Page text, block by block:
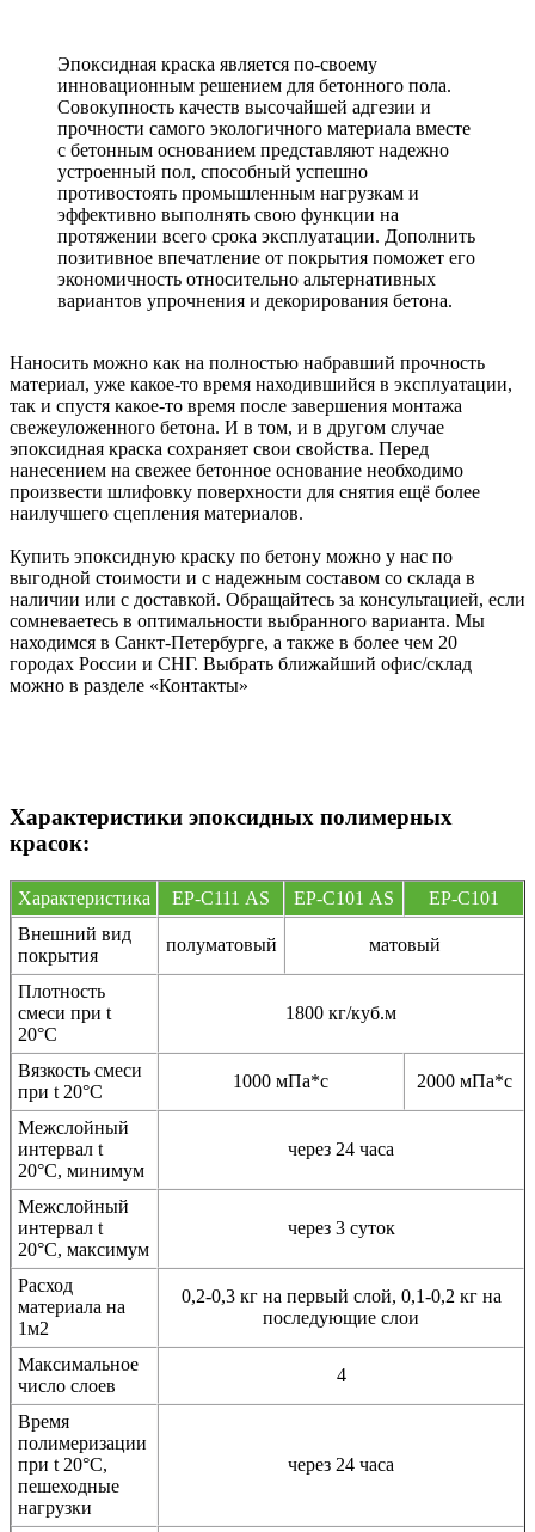
Эпоксидная краска является по-своему
инновационным решением для бетонного пола.
Совокупность качеств высочайшей адгезии и
прочности самого экологичного материала вместе
с бетонным основанием представляют надежно
устроенный пол, способный успешно
противостоять промышленным нагрузкам и
эффективно выполнять свою функции на
протяжении всего срока эксплуатации. Дополнить
позитивное впечатление от покрытия поможет его
экономичность относительно альтернативных
вариантов упрочнения и декорирования бетона.
Наносить можно как на полностью набравший прочность
материал, уже какое-то время находившийся в эксплуатации,
так и спустя какое-то время после завершения монтажа
свежеуложенного бетона. И в том, и в другом случае
эпоксидная краска сохраняет свои свойства. Перед
нанесением на свежее бетонное основание необходимо
произвести шлифовку поверхности для снятия ещё более
наилучшего сцепления материалов.
Купить эпоксидную краску по бетону можно у нас по
выгодной стоимости и с надежным составом со склада в
наличии или с доставкой. Обращайтесь за консультацией, если
сомневаетесь в оптимальности выбранного варианта. Мы
находимся в Санкт-Петербурге, а также в более чем 20
городах России и СНГ. Выбрать ближайший офис/склад
можно в разделе «Контакты»
Характеристики эпоксидных полимерных
красок:
Характеристика EP-С111 AS EP-С101 AS
EP-C101
Внешний вид
покрытия
полуматовый матовый
Плотность
смеси при t
20°C
1800 кг/куб.м
Вязкость смеси
при t 20°С
1000 мПа*с 2000 мПа*с
Межслойный
интервал t
20°С, минимум
через 24 часа
Межслойный
интервал t
20°С, максимум
через 3 суток
Расход
материала на
1м2
0,2-0,3 кг на первый слой, 0,1-0,2 кг на
последующие слои
Максимальное
число слоев
4
Время
полимеризации
при t 20°C,
пешеходные
нагрузки
через 24 часа